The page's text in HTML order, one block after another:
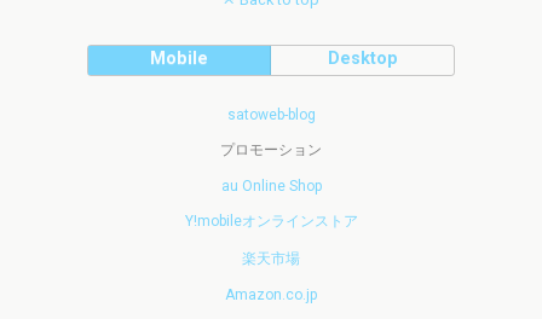
Mobile Desktop
satoweb-blog
プロモーション
au Online Shop
Y!mobileオンラインストア
楽天市場
Amazon.co.jp